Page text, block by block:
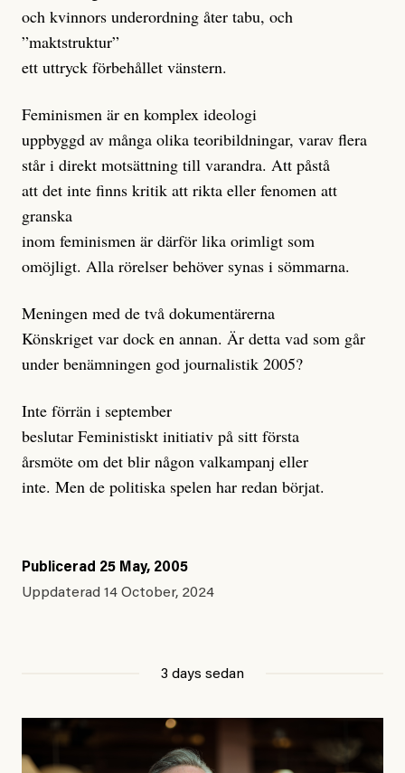
och kvinnors underordning åter tabu, och
”maktstruktur”
ett uttryck förbehållet vänstern.
Feminismen är en komplex ideologi
uppbyggd av många olika teoribildningar, varav flera
står i direkt motsättning till varandra. Att påstå
att det inte finns kritik att rikta eller fenomen att
granska
inom feminismen är därför lika orimligt som
omöjligt. Alla rörelser behöver synas i sömmarna.
Meningen med de två dokumentärerna
Könskriget var dock en annan. Är detta vad som går
under benämningen god journalistik 2005?
Inte förrän i september
beslutar Feministiskt initiativ på sitt första
årsmöte om det blir någon valkampanj eller
inte. Men de politiska spelen har redan börjat.
Publicerad 25 May, 2005
Uppdaterad 14 October, 2024
3 days sedan